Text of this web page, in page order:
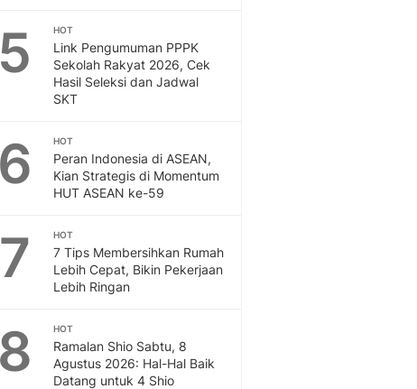
5 HOT
Link Pengumuman PPPK
Sekolah Rakyat 2026, Cek
Hasil Seleksi dan Jadwal
SKT
6 HOT
Peran Indonesia di ASEAN,
Kian Strategis di Momentum
HUT ASEAN ke-59
7 HOT
7 Tips Membersihkan Rumah
Lebih Cepat, Bikin Pekerjaan
Lebih Ringan
8 HOT
Ramalan Shio Sabtu, 8
Agustus 2026: Hal-Hal Baik
Datang untuk 4 Shio